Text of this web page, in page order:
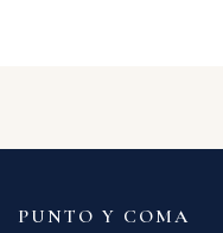
PUNTO Y COMA